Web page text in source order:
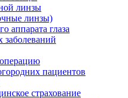
линзы
линзы)
аппарата глаза
заболеваний
пациентов
страхование